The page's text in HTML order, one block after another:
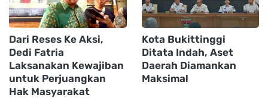
Dari Reses Ke Aksi,
Dedi Fatria
Laksanakan Kewajiban
untuk Perjuangkan
Hak Masyarakat
Kota Bukittinggi
Ditata Indah, Aset
Daerah Diamankan
Maksimal